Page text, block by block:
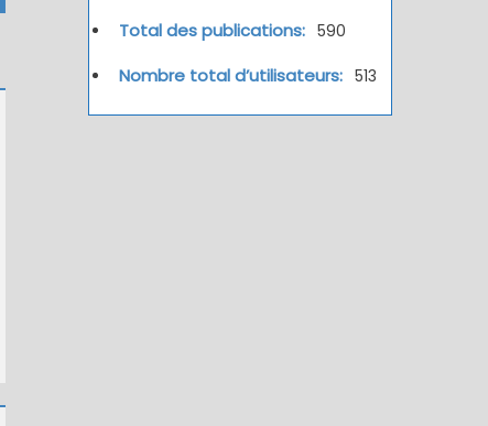
Total des publications: 590
Nombre total d’utilisateurs: 513